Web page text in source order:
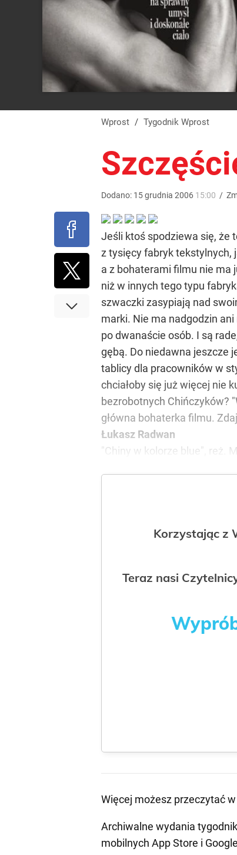
Wprost / Tygodnik Wprost
Dodano: 15grudnia 2006 15:00 /
Jeśli ktoś spodziewa się, że
z tysięcy fabryk tekstylnych,
a z bohaterami filmu nie ma
niż w innych tego typu
szwaczki zasypiają nad
marki. Nie ma nadgodzin
po dwanaście osób. I są
gębą. Do niedawna jeszcze
tablicy dla pracowników w
chciałoby się już więcej nie
bezrobotnych Chińczyków?
główna bohaterka filmu.
Łukasz Radwan
"Chiny w kolorze blue", reż.
Korzystając z
Teraz nasi
Więcej możesz przeczytać w
Archiwalne wydania
mobilnych App Store i